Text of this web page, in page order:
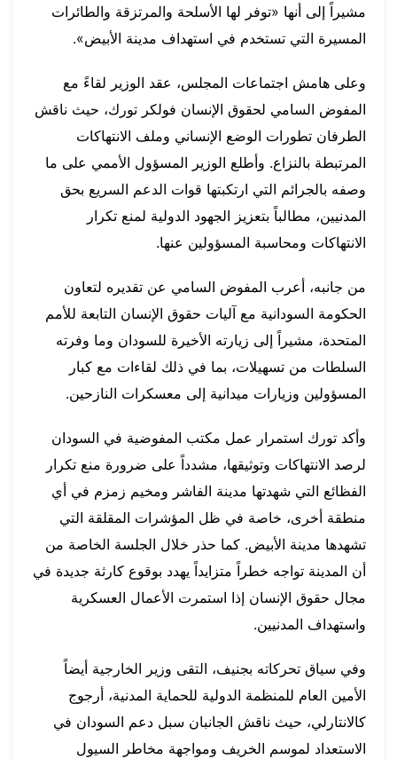
مشيراً إلى أنها «توفر لها الأسلحة والمرتزقة والطائرات
المسيرة التي تستخدم في استهداف مدينة الأبيض».
وعلى هامش اجتماعات المجلس، عقد الوزير لقاءً مع
المفوض السامي لحقوق الإنسان فولكر تورك، حيث ناقش
الطرفان تطورات الوضع الإنساني وملف الانتهاكات
المرتبطة بالنزاع. وأطلع الوزير المسؤول الأممي على ما
وصفه بالجرائم التي ارتكبتها قوات الدعم السريع بحق
المدنيين، مطالباً بتعزيز الجهود الدولية لمنع تكرار
الانتهاكات ومحاسبة المسؤولين عنها.
من جانبه، أعرب المفوض السامي عن تقديره لتعاون
الحكومة السودانية مع آليات حقوق الإنسان التابعة للأمم
المتحدة، مشيراً إلى زيارته الأخيرة للسودان وما وفرته
السلطات من تسهيلات، بما في ذلك لقاءات مع كبار
المسؤولين وزيارات ميدانية إلى معسكرات النازحين.
وأكد تورك استمرار عمل مكتب المفوضية في السودان
لرصد الانتهاكات وتوثيقها، مشدداً على ضرورة منع تكرار
الفظائع التي شهدتها مدينة الفاشر ومخيم زمزم في أي
منطقة أخرى، خاصة في ظل المؤشرات المقلقة التي
تشهدها مدينة الأبيض. كما حذر خلال الجلسة الخاصة من
أن المدينة تواجه خطراً متزايداً يهدد بوقوع كارثة جديدة في
مجال حقوق الإنسان إذا استمرت الأعمال العسكرية
واستهداف المدنيين.
وفي سياق تحركاته بجنيف، التقى وزير الخارجية أيضاً
الأمين العام للمنظمة الدولية للحماية المدنية، أرجوج
كالانتارلي، حيث ناقش الجانبان سبل دعم السودان في
الاستعداد لموسم الخريف ومواجهة مخاطر السيول